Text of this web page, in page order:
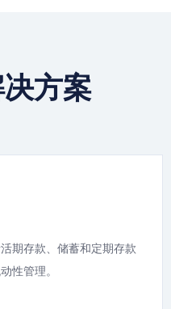
方案
期存款、储蓄和定期存款
性管理。